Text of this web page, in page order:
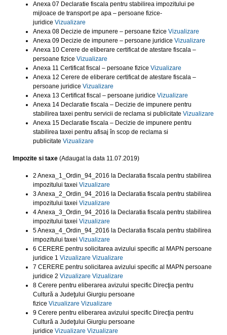
Anexa 07 Declaratie fiscala pentru stabilirea impozitului pe
mijloace de transport pe apa – persoane fizice-
juridice Vizualizare
Anexa 08 Decizie de impunere – persoane fizice Vizualizare
Anexa 09 Decizie de impunere – persoane juridice Vizualizare
Anexa 10 Cerere de eliberare certificat de atestare fiscala –
persoane fizice Vizualizare
Anexa 11 Certificat fiscal – persoane fizice Vizualizare
Anexa 12 Cerere de eliberare certificat de atestare fiscala –
persoane juridice Vizualizare
Anexa 13 Certificat fiscal – persoane juridice Vizualizare
Anexa 14 Declaratie fiscala – Decizie de impunere pentru
stabilirea taxei pentru servicii de reclama si publicitate Vizualizare
Anexa 15 Declaratie fiscala – Decizie de impunere pentru
stabilirea taxei pentru afisaj în scop de reclama si
publicitate Vizualizare
Impozite si taxe (Adaugat la data 11.07.2019)
2 Anexa_1_Ordin_94_2016 la Declaratia fiscala pentru stabilirea
impozitului taxei Vizualizare
3 Anexa_2_Ordin_94_2016 la Declaratia fiscala pentru stabilirea
impozitului taxei Vizualizare
4 Anexa_3_Ordin_94_2016 la Declaratia fiscala pentru stabilirea
impozitului taxei Vizualizare
5 Anexa_4_Ordin_94_2016 la Declaratia fiscala pentru stabilirea
impozitului taxei Vizualizare
6 CERERE pentru solicitarea avizului specific al MAPN persoane
juridice 1 Vizualizare Vizualizare
7 CERERE pentru solicitarea avizului specific al MAPN persoane
juridice 2 Vizualizare Vizualizare
8 Cerere pentru eliberarea avizului specific Direcţia pentru
Cultură a Judeţului Giurgiu persoane
fizice Vizualizare Vizualizare
9 Cerere pentru eliberarea avizului specific Direcţia pentru
Cultură a Judeţului Giurgiu persoane
juridice Vizualizare Vizualizare